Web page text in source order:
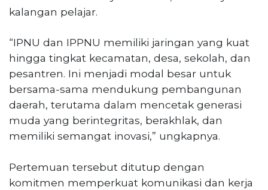
kalangan pelajar.
“IPNU dan IPPNU memiliki jaringan yang kuat
hingga tingkat kecamatan, desa, sekolah, dan
pesantren. Ini menjadi modal besar untuk
bersama-sama mendukung pembangunan
daerah, terutama dalam mencetak generasi
muda yang berintegritas, berakhlak, dan
memiliki semangat inovasi,” ungkapnya.
Pertemuan tersebut ditutup dengan
komitmen memperkuat komunikasi dan kerja